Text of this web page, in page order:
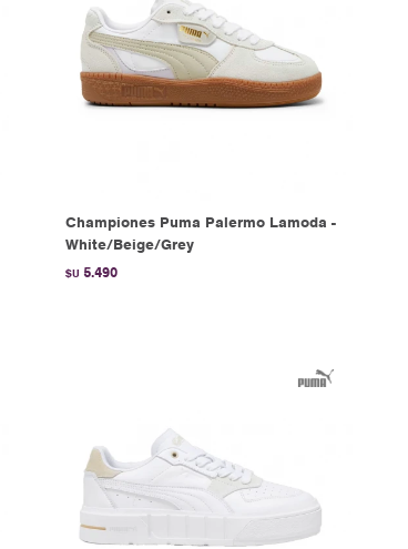
Championes Puma Palermo Lamoda -
White/Beige/Grey
$U 5.490